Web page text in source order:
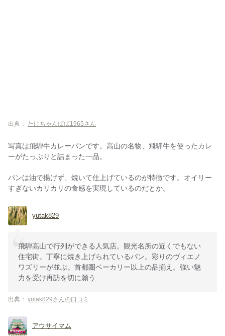
出典： たけちゃんぱぱ1965さん
写真は飛騨牛カレーパンです。高山の名物、飛騨牛を使ったカレ
ーがたっぷりと詰まった一品。
パンは油で揚げず、焼いて仕上げているのが特徴です。オイリー
すぎないカリカリの食感を実現しているのだとか。
yutak829
飛騨高山で行列ができる人気店。観光名所の近くでもない
住宅街。丁寧に焼き上げられているパン。彩りのヴィエノ
ワズリーが並ぶ。首都圏ベーカリー以上の品揃え。強い魅
力を受け再訪を切に願う
出典： yutak829さんの口コミ
アウサイマム